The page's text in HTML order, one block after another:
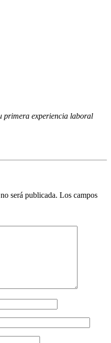
primera experiencia laboral
será publicada. Los campos